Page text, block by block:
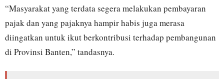
“Masyarakat yang terdata segera melakukan pembayaran
pajak dan yang pajaknya hampir habis juga merasa
diingatkan untuk ikut berkontribusi terhadap pembangunan
di Provinsi Banten,” tandasnya.